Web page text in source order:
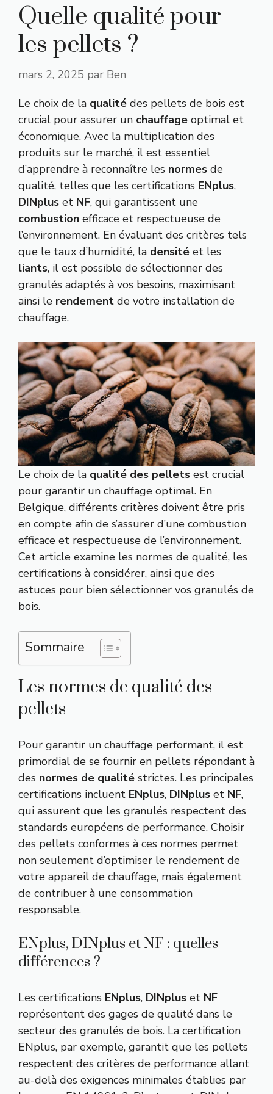
Quelle qualité pour
les pellets ?
mars 2, 2025 par Ben
Le choix de la qualité des pellets de bois est
crucial pour assurer un chauffage optimal et
économique. Avec la multiplication des
produits sur le marché, il est essentiel
d’apprendre à reconnaître les normes de
qualité, telles que les certifications ENplus,
DINplus et NF, qui garantissent une
combustion efficace et respectueuse de
l’environnement. En évaluant des critères tels
que le taux d’humidité, la densité et les
liants, il est possible de sélectionner des
granulés adaptés à vos besoins, maximisant
ainsi le rendement de votre installation de
chauffage.
Le choix de la qualité des pellets est crucial
pour garantir un chauffage optimal. En
Belgique, différents critères doivent être pris
en compte afin de s’assurer d’une combustion
efficace et respectueuse de l’environnement.
Cet article examine les normes de qualité, les
certifications à considérer, ainsi que des
astuces pour bien sélectionner vos granulés de
bois.
Sommaire
Les normes de qualité des
pellets
Pour garantir un chauffage performant, il est
primordial de se fournir en pellets répondant à
des normes de qualité strictes. Les principales
certifications incluent ENplus, DINplus et NF,
qui assurent que les granulés respectent des
standards européens de performance. Choisir
des pellets conformes à ces normes permet
non seulement d’optimiser le rendement de
votre appareil de chauffage, mais également
de contribuer à une consommation
responsable.
ENplus, DINplus et NF : quelles
différences ?
Les certifications ENplus, DINplus et NF
représentent des gages de qualité dans le
secteur des granulés de bois. La certification
ENplus, par exemple, garantit que les pellets
respectent des critères de performance allant
au-delà des exigences minimales établies par